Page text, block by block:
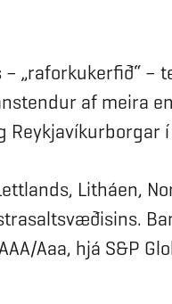
„raforkukerfið“
af meira
Litháen,
Aaa, hjá S&P